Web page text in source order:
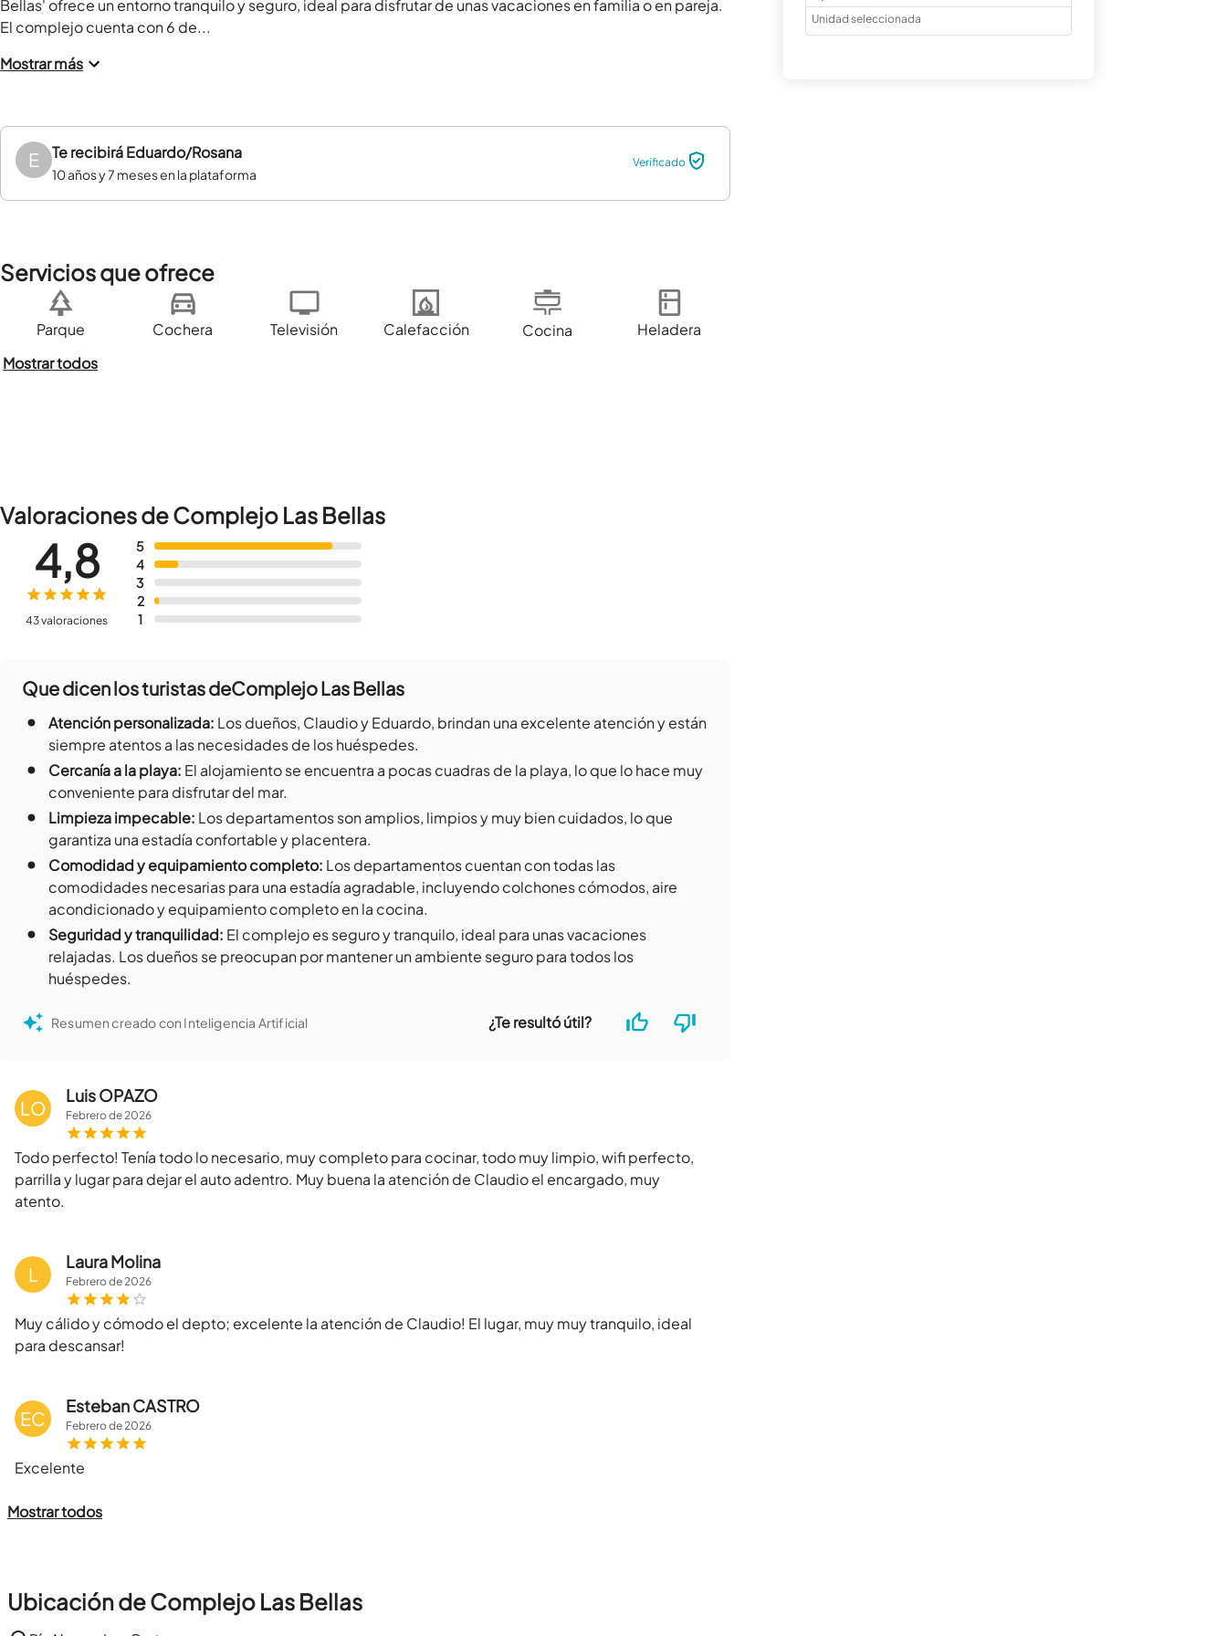
Bellas' ofrece un entorno tranquilo y seguro, ideal para disfrutar de unas vacaciones en familia o en pareja.
El complejo cuenta con 6 de...
Mostrar más
E Te recibiráEduardo/Rosana
10 años y 7 meses en la plataforma
Verificado
Servicios que ofrece
Parque Cochera Televisión Calefacción Cocina
Heladera
Mostrar todos
Valoraciones de Complejo Las Bellas
5
4
3
2
1
4,8
43 valoraciones
Que dicen los turistas deComplejo Las Bellas
• Atención personalizada: Los dueños, Claudio y Eduardo, brindan una excelente atención y están
siempre atentos a las necesidades de los huéspedes.
• Cercanía a la playa: El alojamiento se encuentra a pocas cuadras de la playa, lo que lo hace muy
conveniente para disfrutar del mar.
• Limpieza impecable: Los departamentos son amplios, limpios y muy bien cuidados, lo que
garantiza una estadía confortable y placentera.
• Comodidad y equipamiento completo: Los departamentos cuentan con todas las
comodidades necesarias para una estadía agradable, incluyendo colchones cómodos, aire
acondicionado y equipamiento completo en la cocina.
• Seguridad y tranquilidad: El complejo es seguro y tranquilo, ideal para unas vacaciones
relajadas. Los dueños se preocupan por mantener un ambiente seguro para todos los
huéspedes.
Resumen creado con Inteligencia Artificial ¿Te resultó útil?
LO
Luis OPAZO
Febrerode2026
Todo perfecto! Tenía todo lo necesario, muy completo para cocinar, todo muy limpio, wifi perfecto,
parrilla y lugar para dejar el auto adentro. Muy buena la atención de Claudio el encargado, muy
atento.
L
Laura Molina
Febrerode2026
Muy cálido y cómodo el depto; excelente la atención de Claudio! El lugar, muy muy tranquilo, ideal
para descansar!
EC
Esteban CASTRO
Febrerode2026
Excelente
Mostrar todos
Ubicación de Complejo Las Bellas
Unidad seleccionada